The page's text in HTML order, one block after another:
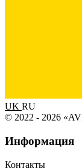
UK RU
© 2022 - 2026
Информация
Контакты